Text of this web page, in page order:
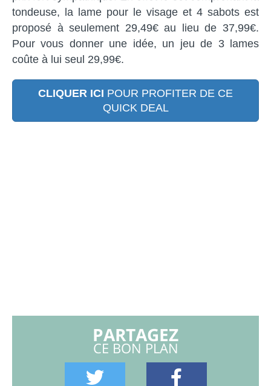
tondeuse, la lame pour le visage et 4 sabots est
proposé à seulement 29,49€ au lieu de 37,99€.
Pour vous donner une idée, un jeu de 3 lames
coûte à lui seul 29,99€.
CLIQUER ICI POUR PROFITER DE CE
QUICK DEAL
PARTAGEZ
CE BON PLAN